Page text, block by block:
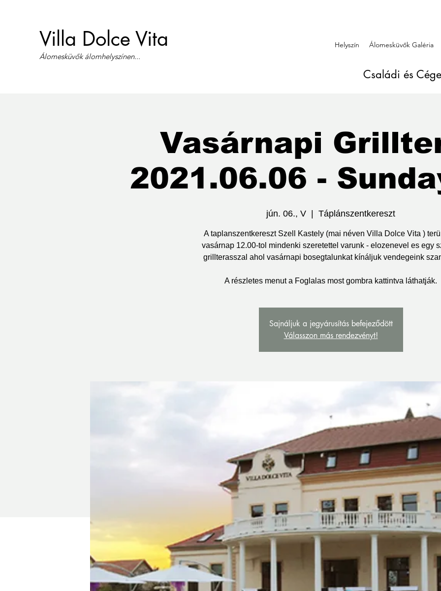
Villa Dolce Vita
Álomesküvők álomhelyszínen...
Helyszín Álomesküvők Galéria
Családi és
Vasárnapi
2021.06.06 -
jún. 06., V Táplánszentkereszt
A taplanszentkereszt Szell Kastely (mai néven Villa Dolce Vita )
vasárnap 12.00-tol mindenki szeretettel varunk - elozenevel es egy
grillterasszal ahol vasárnapi bosegtalunkat kínáljuk vendegeink
A részletes menut a Foglalas most gombra kattintva láthatják.
Sajnáljuk a jegyárusítás befejeződött
Válasszon más rendezvényt!